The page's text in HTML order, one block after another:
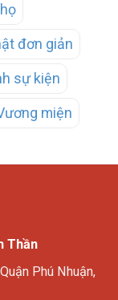
đơn giản
sự kiện
miện
Thần
Phú Nhuận,